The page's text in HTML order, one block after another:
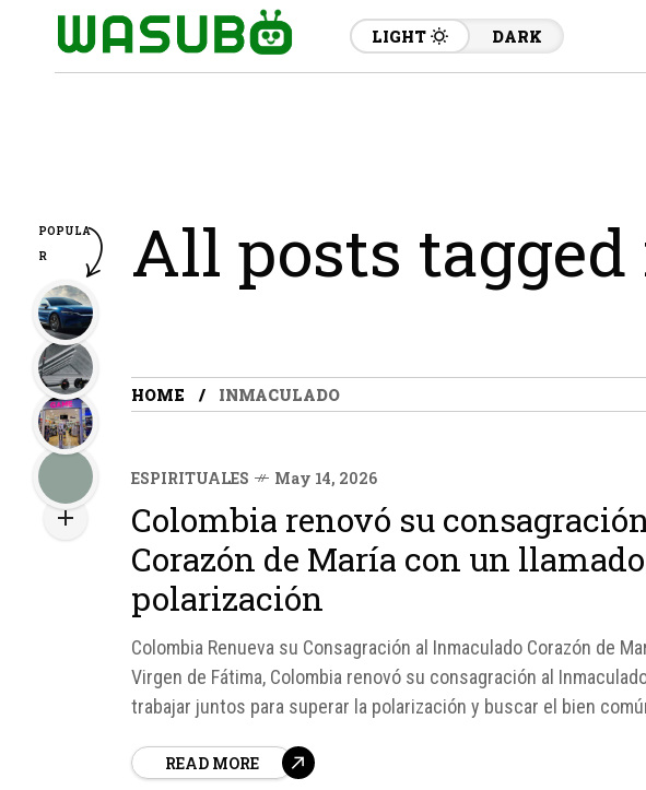
LIGHT DARK
All posts
HOME INMACULADO
ESPIRITUALES May 14, 2026
Colombia renovó su
Corazón de María con un
polarización
Colombia Renueva su Consagración al Inmaculado Corazón de
Virgen de Fátima, Colombia renovó su consagración al
trabajar juntos para superar la polarización y buscar el bien
READ MORE
POPULA
R